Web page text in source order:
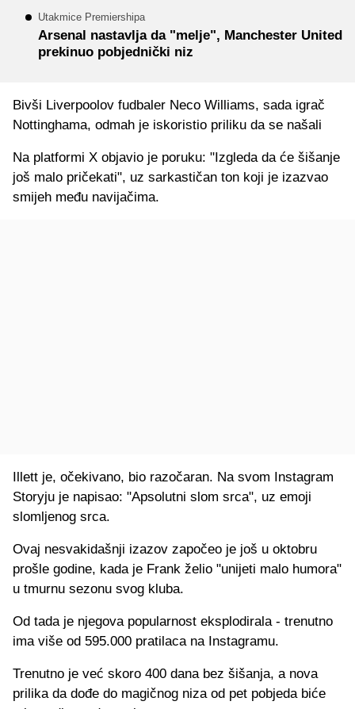
Utakmice Premiershipa
Arsenal nastavlja da "melje", Manchester United
prekinuo pobjednički niz
Bivši Liverpoolov fudbaler Neco Williams, sada igrač
Nottinghama, odmah je iskoristio priliku da se našali
Na platformi X objavio je poruku: "Izgleda da će šišanje
još malo pričekati", uz sarkastičan ton koji je izazvao
smijeh među navijačima.
Illett je, očekivano, bio razočaran. Na svom Instagram
Storyju je napisao: "Apsolutni slom srca", uz emoji
slomljenog srca.
Ovaj nesvakidašnji izazov započeo je još u oktobru
prošle godine, kada je Frank želio "unijeti malo humora"
u tmurnu sezonu svog kluba.
Od tada je njegova popularnost eksplodirala - trenutno
ima više od 595.000 pratilaca na Instagramu.
Trenutno je već skoro 400 dana bez šišanja, a nova
prilika da dođe do magičnog niza od pet pobjeda biće